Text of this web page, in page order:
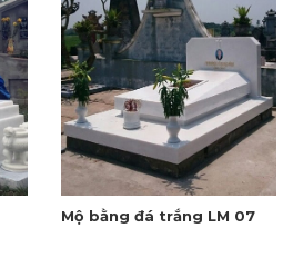
Mộ bằng đá trắng LM 07